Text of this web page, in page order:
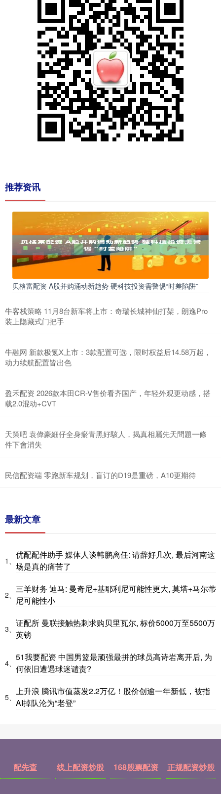
推荐资讯
贝格富配资 A股并购涌动新趋势 硬科技投资需警惕“时差陷阱”
牛客栈策略 11月8台新车将上市：奇瑞长城神仙打架，朗逸Pro
装上隐藏式门把手
牛融网 新款极氪X上市：3款配置可选，限时权益后14.58万起，
动力续航配置皆出色
盈禾配资 2026款本田CR-V售价看齐国产，年轻外观更动感，搭
载2.0混动+CVT
天策吧 袁偉豪細仔全身瘀青黑好駭人，揭真相屬先天問題一條
件下會消失
民信配资端 零跑新车规划，盲订的D19是重磅，A10更期待
最新文章
1、
优配配件助手 媒体人谈韩鹏离任: 请辞好几次, 最后河南这
场是真的痛苦了
2、
三羊财务 迪马: 曼奇尼+基耶利尼可能性更大, 莫塔+马尔蒂
尼可能性小
3、
证配所 曼联接触热刺求购贝里瓦尔, 标价5000万至5500万
英镑
4、
51我要配资 中国男篮最顽强最拼的球员高诗岩离开后, 为
何依旧遭遇球迷谴责?
5、
上升浪 腾讯市值蒸发2.2万亿！股价创逾一年新低，被指
AI掉队沦为“老登”
配先查 线上配资炒股 168股票配资 正规配资炒股